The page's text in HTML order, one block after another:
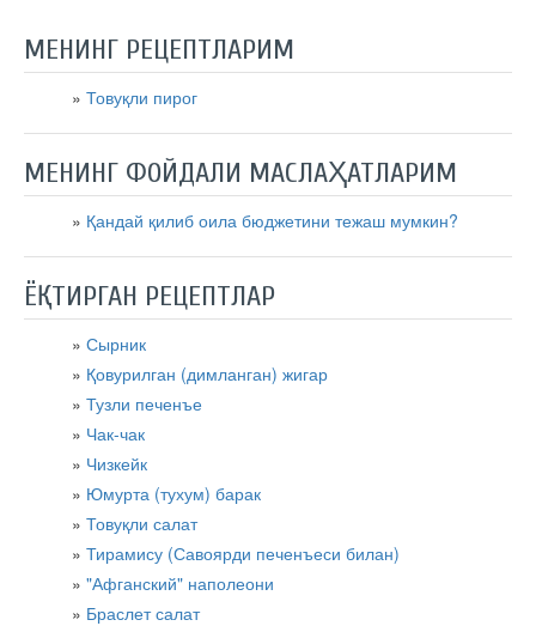
МЕНИНГ РЕЦЕПТЛАРИМ
Товуқли пирог
МЕНИНГ ФОЙДАЛИ МАСЛАҲАТЛАРИМ
Қандай қилиб оила бюджетини тежаш мумкин?
ЁҚТИРГАН РЕЦЕПТЛАР
Сырник
Қовурилган (димланган) жигар
Тузли печенъе
Чак-чак
Чизкейк
Юмурта (тухум) барак
Товуқли салат
Тирамису (Савоярди печенъеси билан)
"Афганский" наполеони
Браслет салат